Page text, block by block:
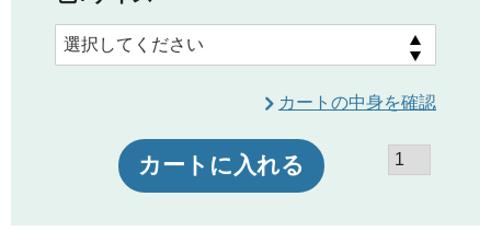
カートの中身を確認
カートに入れる